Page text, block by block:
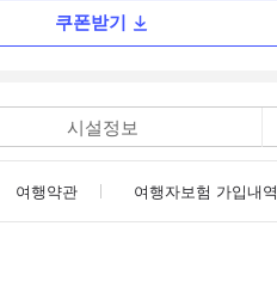
쿠폰받기
시설정보
여행약관 여행자보험 가입내역